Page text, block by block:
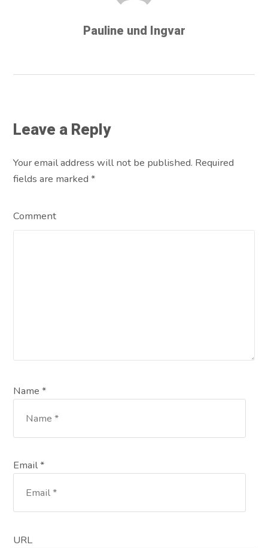
Pauline und Ingvar
Leave a Reply
Your email address will not be published. Required
fields are marked*
Comment
Name *
Email *
URL